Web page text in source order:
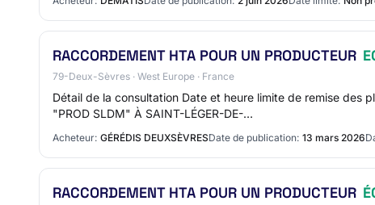
RACCORDEMENT HTA POUR UN PRODUCTEUR
79-Deux-Sèvres · West Europe · France
Détail de la consultation Date et heure limite de remise des
"PROD SLDM" À SAINT-LÉGER-DE-…
Acheteur: GÉRÉDIS DEUXSÈVRESDate de publication: 13 mars 2026
RACCORDEMENT HTA POUR UN PRODUCTEUR